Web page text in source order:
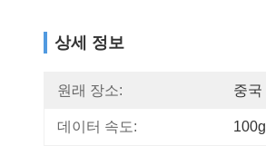
상세 정보
원래 장소: 중국
데이터 속도: 100g